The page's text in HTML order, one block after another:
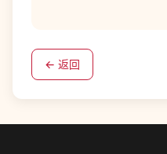
← 返回